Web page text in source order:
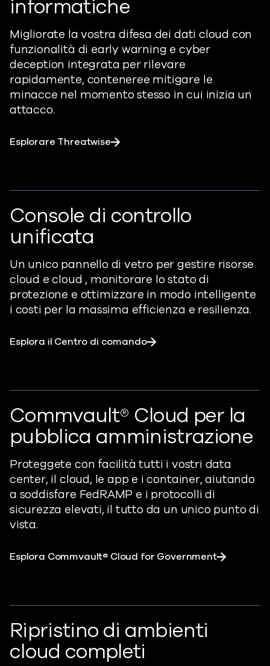
informatiche
Migliorate la vostra difesa dei dati cloud con
funzionalità di early warning e cyber
deception integrata per rilevare
rapidamente, conteneree mitigare le
minacce nel momento stesso in cui inizia un
attacco.
Esplorare Threatwise
Console di controllo
unificata
Un unico pannello di vetro per gestire risorse
cloud e cloud , monitorare lo stato di
protezione e ottimizzare in modo intelligente
i costi per la massima efficienza e resilienza.
Esplora il Centro di comando
Commvault® Cloud per la
pubblica amministrazione
Proteggete con facilità tutti i vostri data
center, il cloud, le app e i container,aiutando
a soddisfare FedRAMP e i protocolli di
sicurezza elevati, il tutto da un unico punto di
vista.
Esplora Commvault® Cloud for Government
Ripristino di ambienti
cloud completi